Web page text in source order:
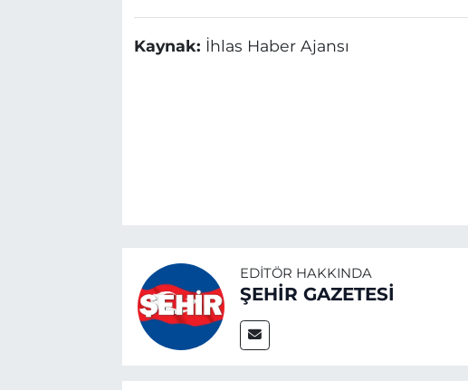
Kaynak: İhlas Haber Ajansı
EDITÖR HAKKINDA
ŞEHİR GAZETESİ